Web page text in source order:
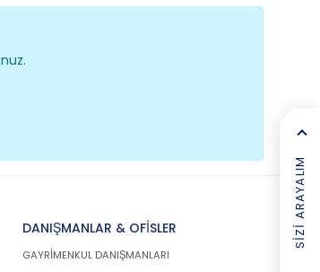
SIZI ARAYALIM
DANIŞMANLAR & OFİSLER
GAYRİMENKUL DANIŞMANLARI